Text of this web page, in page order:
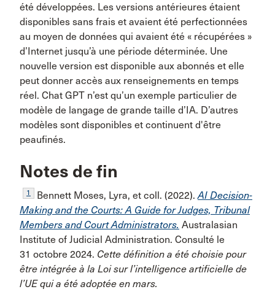
été développées. Les versions antérieures étaient
disponibles sans frais et avaient été perfectionnées
au moyen de données qui avaient été « récupérées »
d’Internet jusqu’à une période déterminée. Une
nouvelle version est disponible aux abonnés et elle
peut donner accès aux renseignements en temps
réel. Chat GPT n’est qu’un exemple particulier de
modèle de langage de grande taille d’IA. D’autres
modèles sont disponibles et continuent d'être
peaufinés.
Notes de fin
1 Bennett Moses, Lyra, et coll. (2022).AI Decision-
Making and the Courts: A Guide for Judges, Tribunal
Members and Court Administrators. Australasian
Institute of Judicial Administration. Consulté le
31 octobre 2024. Cette définition a été choisie pour
être intégrée à la Loi sur l’intelligence artificielle de
l’UE qui a été adoptée en mars.